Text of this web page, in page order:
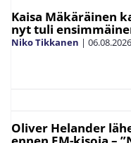
Kaisa Mäkäräinen
nyt tuli
Niko Tikkanen | 06.08.2026
Oliver Helander